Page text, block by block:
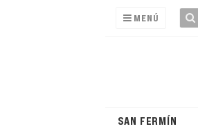
MENÚ
SAN FERMÍN